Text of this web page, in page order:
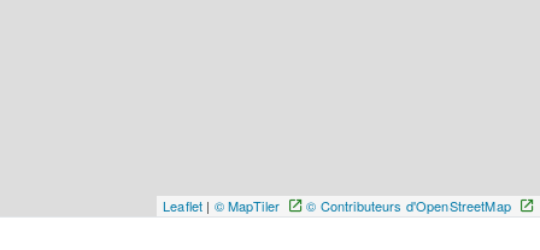
Leaflet | © MapTiler © Contributeurs d'OpenStreetMap